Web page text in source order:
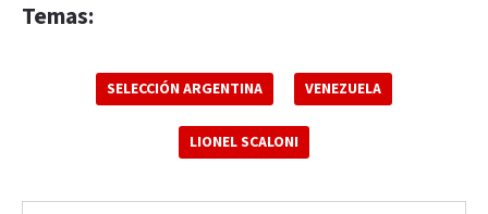
Temas:
SELECCIÓN ARGENTINA VENEZUELA
LIONEL SCALONI